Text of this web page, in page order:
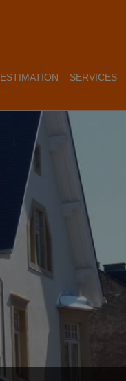
ESTIMATION SERVICES